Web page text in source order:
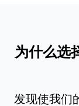
为什么选
发现使我们